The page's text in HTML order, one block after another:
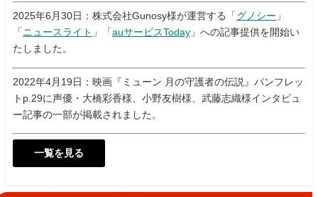
2025年6月30日：株式会社Gunosy様が運営する「 グノシー 」
「 ニュースライト 」「 auサービスToday 」への記事提供を開始い
たしました。
2022年4月19日：映画『ミューン 月の守護者の伝説』パンフレッ
トp.29に声優・大橋彩香様、小野友樹様、武藤志織様インタビュ
ー記事の一部が掲載されました。
一覧を見る